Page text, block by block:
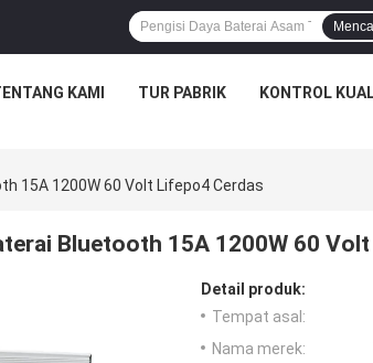
KAMI TUR PABRIK KONTROL
15A 1200W 60 Volt Lifepo4 Cerdas
Bluetooth 15A 1200W 60
Detail produk:
Tempat asal:
Nama merek: